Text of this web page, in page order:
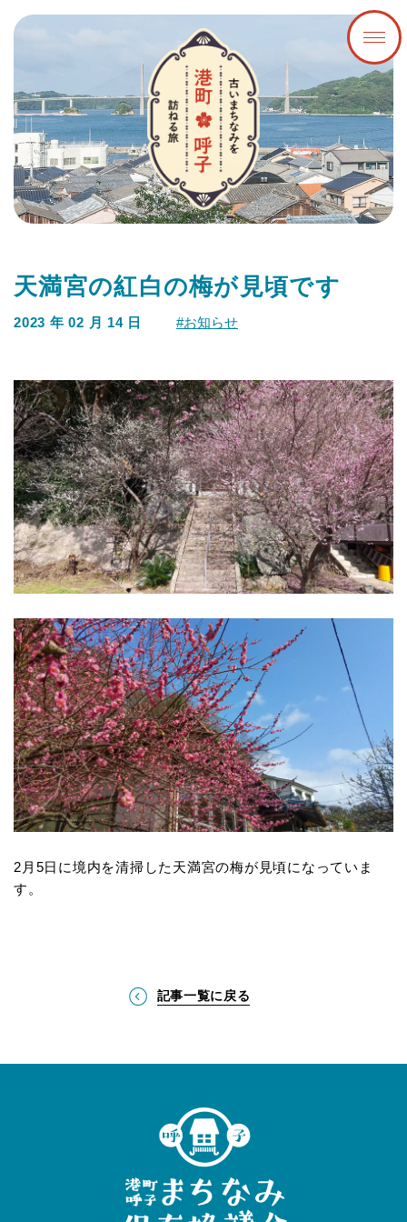
天満宮の紅白の梅が見頃です
2023 年 02 月 14 日 #お知らせ
2 月 5日に境内を清掃した天満宮の梅が見頃になっていま
す。
記事一覧に戻る